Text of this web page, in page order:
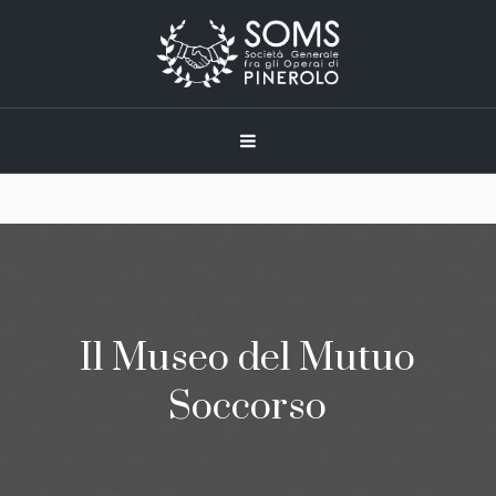
Il Museo del Mutuo
Soccorso